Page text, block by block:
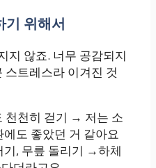
기 위해서
지 않죠. 너무 공감되지
스트레스라 이겨진 것
천천히 걷기 → 저는 소
도 좋았던 거 같아요
기, 무릎 돌리기 →하체